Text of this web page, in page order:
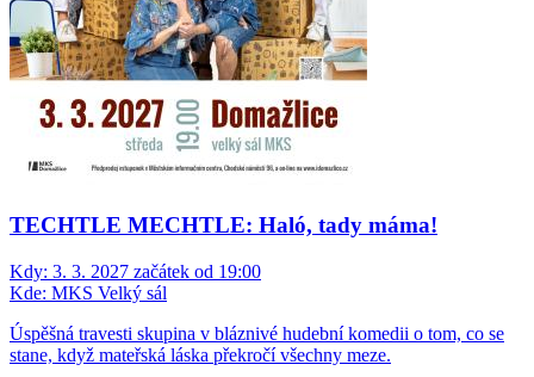
TECHTLE MECHTLE: Haló, tady máma!
Kdy: 3. 3. 2027 začátek od 19:00
Kde: MKS Velký sál
Úspěšná travesti skupina v bláznivé hudební komedii o tom, co se
stane, když mateřská láska překročí všechny meze.